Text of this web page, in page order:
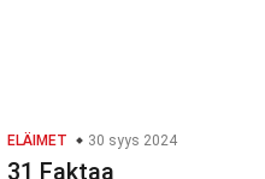
ELÄIMET 30 syys 2024
31 Faktaa